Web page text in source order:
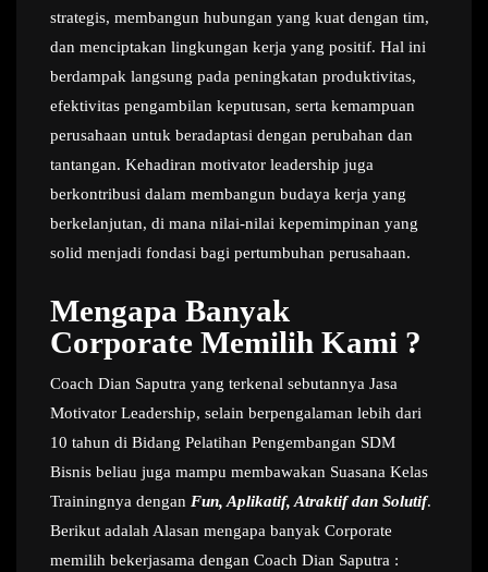
strategis, membangun hubungan yang kuat dengan tim,
dan menciptakan lingkungan kerja yang positif. Hal ini
berdampak langsung pada peningkatan produktivitas,
efektivitas pengambilan keputusan, serta kemampuan
perusahaan untuk beradaptasi dengan perubahan dan
tantangan. Kehadiran motivator leadership juga
berkontribusi dalam membangun budaya kerja yang
berkelanjutan, di mana nilai-nilai kepemimpinan yang
solid menjadi fondasi bagi pertumbuhan perusahaan.
Mengapa Banyak
Corporate Memilih Kami ?
Coach Dian Saputra yang terkenal sebutannya Jasa
Motivator Leadership, selain berpengalaman lebih dari
10 tahun di Bidang Pelatihan Pengembangan SDM
Bisnis beliau juga mampu membawakan Suasana Kelas
Trainingnya dengan Fun, Aplikatif, Atraktif dan Solutif.
Berikut adalah Alasan mengapa banyak Corporate
memilih bekerjasama dengan Coach Dian Saputra :